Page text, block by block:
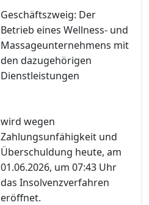
Geschäftszweig: Der
Betrieb eines Wellness- und
Massageunternehmens mit
den dazugehörigen
Dienstleistungen
wird wegen
Zahlungsunfähigkeit und
Überschuldung heute, am
01.06.2026, um 07:43 Uhr
das Insolvenzverfahren
eröffnet.